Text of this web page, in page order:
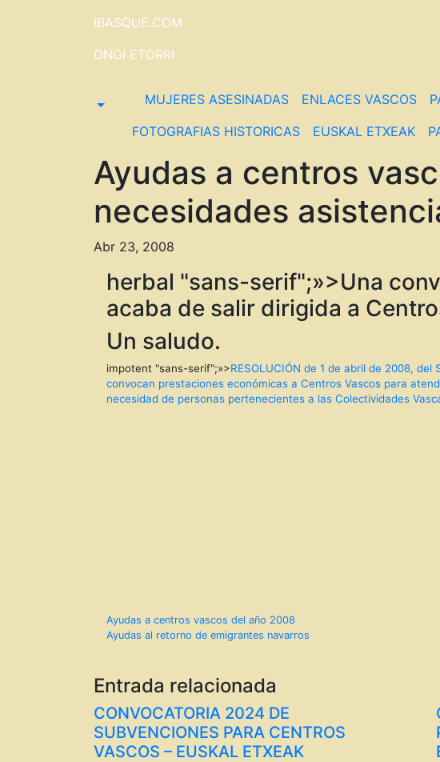
IBASQUE.COM
ONGI ETORRI
MUJERES ASESINADAS ENLACES VASCOS
FOTOGRAFIAS HISTORICAS
EUSKAL ETXEAK
Ayudas a centros
necesidades
Abr 23, 2008
herbal "sans-serif";»>Una
acaba de salir dirigida a
Un saludo.
impotent "sans-serif";»>RESOLUCIÓN de 1 de abril de 2008,
convocan prestaciones económicas a Centros Vascos para
necesidad de personas pertenecientes a las Colectividades
Navegación
entradas
Ayudas a centros vascos del año 2008
Ayudas al retorno de emigrantes navarros
Entrada relacionada
CONVOCATORIA 2024 DE
SUBVENCIONES PARA CENTROS
VASCOS – EUSKAL ETXEAK